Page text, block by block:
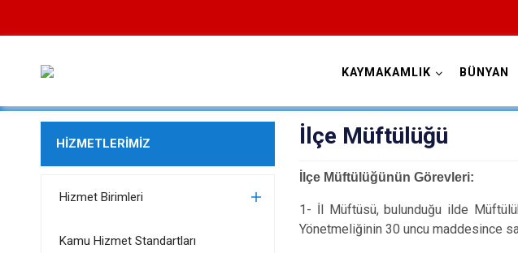
KAYMAKAMLIK BÜNYAN
HİZMETLERİMİZ
Hizmet Birimleri
Kamu Hizmet Standartları
İlçe Müftülüğü
İlçe Müftülüğünün Görevleri:
1- İl Müftüsü, bulunduğu ilde
Yönetmeliğinin 30 uncu maddesince